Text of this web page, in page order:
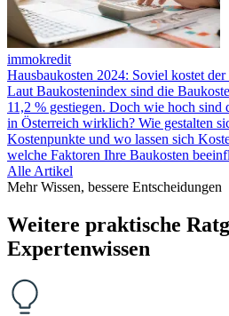
immokredit
Hausbaukosten 2024: Soviel kostet
Laut Baukostenindex sind die
11,2 % gestiegen. Doch wie hoch sind
in Österreich wirklich? Wie gestalten
Kostenpunkte und wo lassen sich
welche Faktoren Ihre Baukosten
Alle Artikel
Mehr Wissen, bessere Entscheidungen
Weitere praktische
Expertenwissen